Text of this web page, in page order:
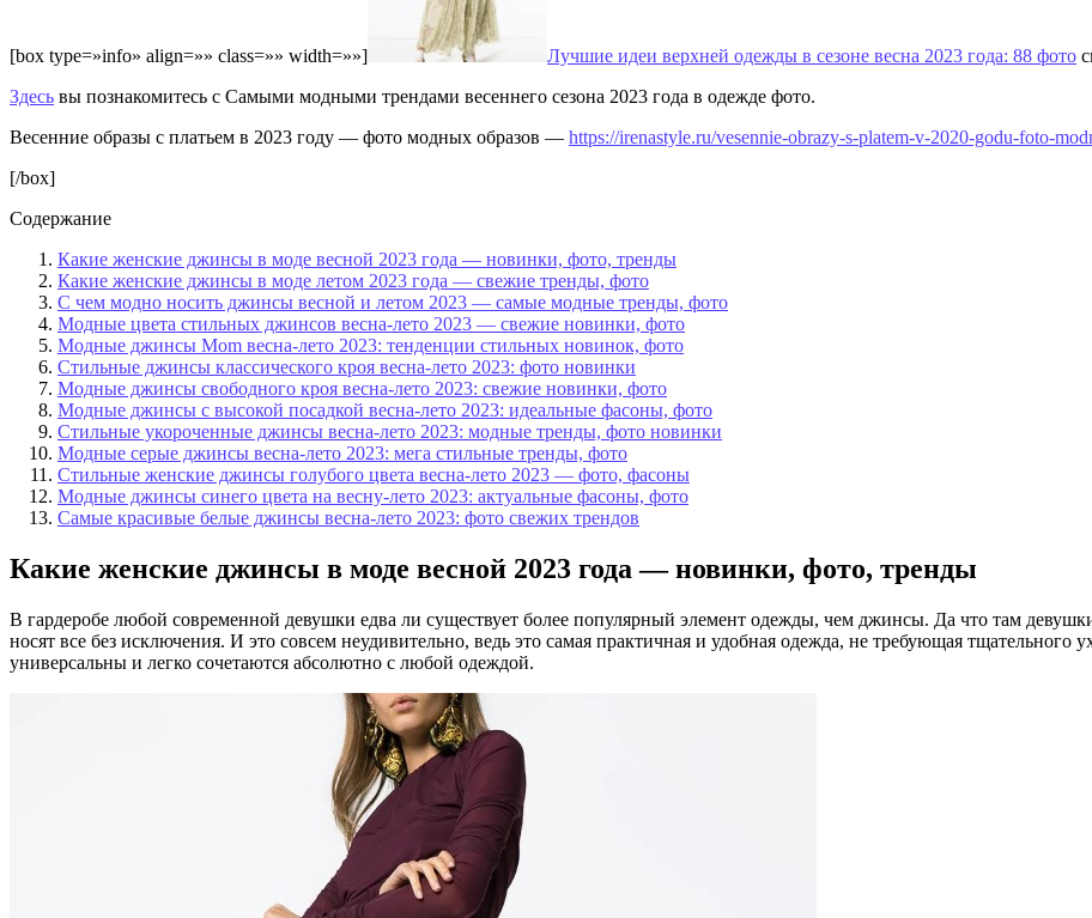
[box type=»info» align=»» class=»» width=»»] Лучшие идеи верхней одежды в сезоне весна 2023 года: 88 фото
Здесь вы познакомитесь с Самыми модными трендами весеннего сезона 2023 года в одежде фото.
Весенние образы с платьем в 2023 году — фото модных образов — https://irenastyle.ru/vesennie-obrazy-s-platem-v-2020-godu-foto-
[/box]
Содержание
Какие женские джинсы в моде весной 2023 года — новинки, фото, тренды
Какие женские джинсы в моде летом 2023 года — свежие тренды, фото
С чем модно носить джинсы весной и летом 2023 — самые модные тренды, фото
Модные цвета стильных джинсов весна-лето 2023 — свежие новинки, фото
Модные джинсы Mom весна-лето 2023: тенденции стильных новинок, фото
Стильные джинсы классического кроя весна-лето 2023: фото новинки
Модные джинсы свободного кроя весна-лето 2023: свежие новинки, фото
Модные джинсы с высокой посадкой весна-лето 2023: идеальные фасоны, фото
Стильные укороченные джинсы весна-лето 2023: модные тренды, фото новинки
Модные серые джинсы весна-лето 2023: мега стильные тренды, фото
Стильные женские джинсы голубого цвета весна-лето 2023 — фото, фасоны
Модные джинсы синего цвета на весну-лето 2023: актуальные фасоны, фото
Самые красивые белые джинсы весна-лето 2023: фото свежих трендов
Какие женские джинсы в моде весной 2023 года — новинки, фото, тренды
В гардеробе любой современной девушки едва ли существует более популярный элемент одежды, чем джинсы. Да что там
носят все без исключения. И это совсем неудивительно, ведь это самая практичная и удобная одежда, не требующая
универсальны и легко сочетаются абсолютно с любой одеждой.